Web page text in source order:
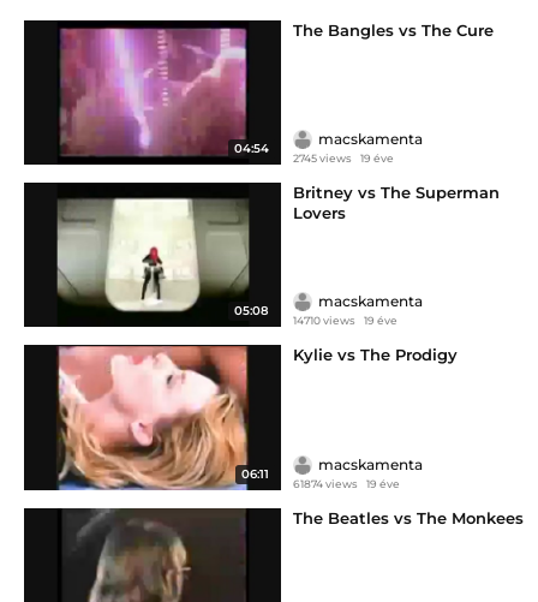
04:54
The Bangles vs The Cure
macskamenta
2745 views 19 éve
05:08
Britney vs The Superman
Lovers
macskamenta
14710 views 19 éve
06:11
Kylie vs The Prodigy
macskamenta
61874 views 19 éve
The Beatles vs The Monkees